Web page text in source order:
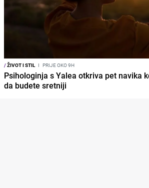
/ŽIVOT I STIL I PRIJE OKO 9H
Psihologinja s Yalea otkriva pet navika
da budete sretniji